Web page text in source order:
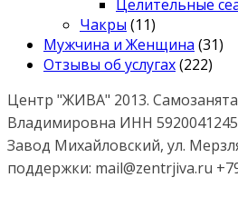
Целительные
Чакры (11)
Мужчина и Женщина (31)
Отзывы об услугах(222)
Центр "ЖИВА" 2013.
Владимировна ИНН
Завод Михайловский, ул.
поддержки: mail@zentrjiva.ru